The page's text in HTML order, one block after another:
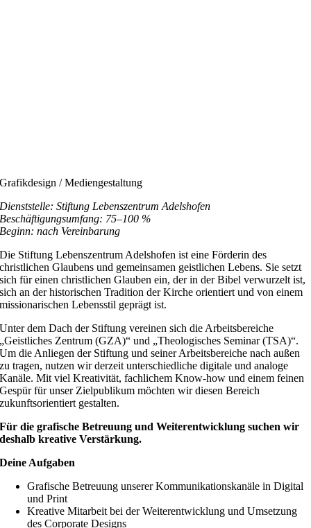
Grafikdesign / Mediengestaltung
Dienststelle: Stiftung Lebenszentrum Adelshofen
Beschäftigungsumfang: 75–100 %
Beginn: nach Vereinbarung
Die Stiftung Lebenszentrum Adelshofen ist eine Förderin des
christlichen Glaubens und gemeinsamen geistlichen Lebens. Sie setzt
sich für einen christlichen Glauben ein, der in der Bibel verwurzelt ist,
sich an der historischen Tradition der Kirche orientiert und von einem
missionarischen Lebensstil geprägt ist.
Unter dem Dach der Stiftung vereinen sich die Arbeitsbereiche
„Geistliches Zentrum (GZA)“ und „Theologisches Seminar (TSA)“.
Um die Anliegen der Stiftung und seiner Arbeitsbereiche nach außen
zu tragen, nutzen wir derzeit unterschiedliche digitale und analoge
Kanäle. Mit viel Kreativität, fachlichem Know-how und einem feinen
Gespür für unser Zielpublikum möchten wir diesen Bereich
zukunftsorientiert gestalten.
Für die grafische Betreuung und Weiterentwicklung suchen wir
deshalb kreative Verstärkung.
Deine Aufgaben
Grafische Betreuung unserer Kommunikationskanäle in Digital
und Print
Kreative Mitarbeit bei der Weiterentwicklung und Umsetzung
des Corporate Designs